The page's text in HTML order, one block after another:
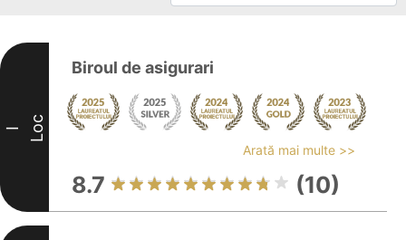
I Loc
Biroul de asigurari
Arată mai multe >>
8.7 (10)